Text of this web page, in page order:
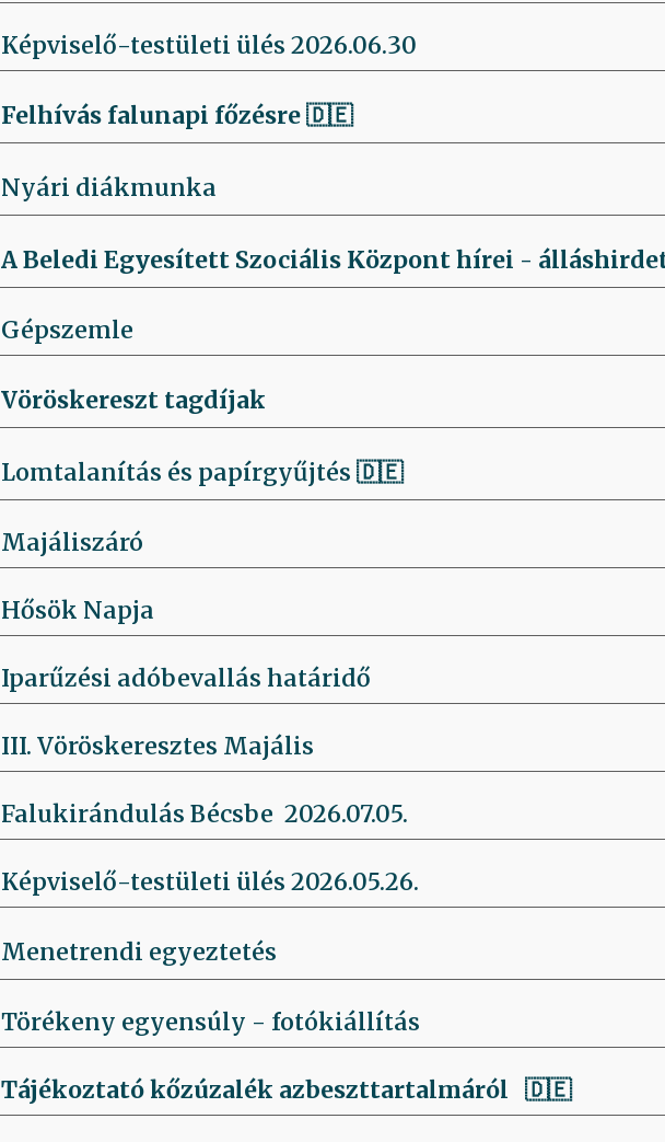
Képviselő-testületi ülés 2026.06.30
Felhívás falunapi főzésre🇩🇪
Nyári diákmunka
A Beledi Egyesített Szociális Központ hírei -
Gépszemle
Vöröskereszt tagdíjak
Lomtalanítás és papírgyűjtés 🇩🇪
Majáliszáró
Hősök Napja
Iparűzési adóbevallás határidő
III. Vöröskeresztes Majális
Falukirándulás Bécsbe 2026.07.05.
Képviselő-testületi ülés 2026.05.26.
Menetrendi egyeztetés
Törékeny egyensúly - fotókiállítás
Tájékoztató kőzúzalék azbeszttartalmáról 🇩🇪